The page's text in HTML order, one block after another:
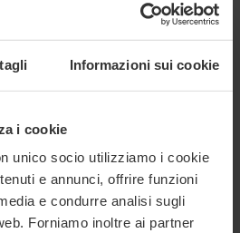
Informazioni sui cookie
i cookie
unico socio utilizziamo i cookie
e annunci, offrire funzioni
e condurre analisi sugli
Forniamo inoltre ai partner